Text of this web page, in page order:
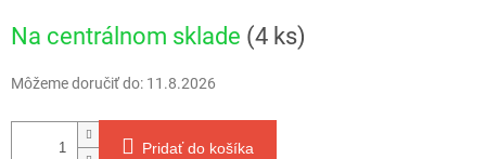
cena:
Na centrálnom sklade (4 ks)
Môžeme doručiť do: 11.8.2026
Pridať do košíka